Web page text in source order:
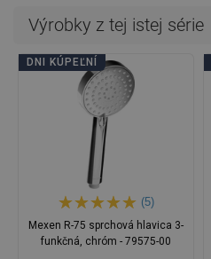
Výrobky z tej istej série
DNI KÚPEĽNÍ
(5)
Mexen R-75 sprchová hlavica 3-
funkčná, chróm - 79575-00